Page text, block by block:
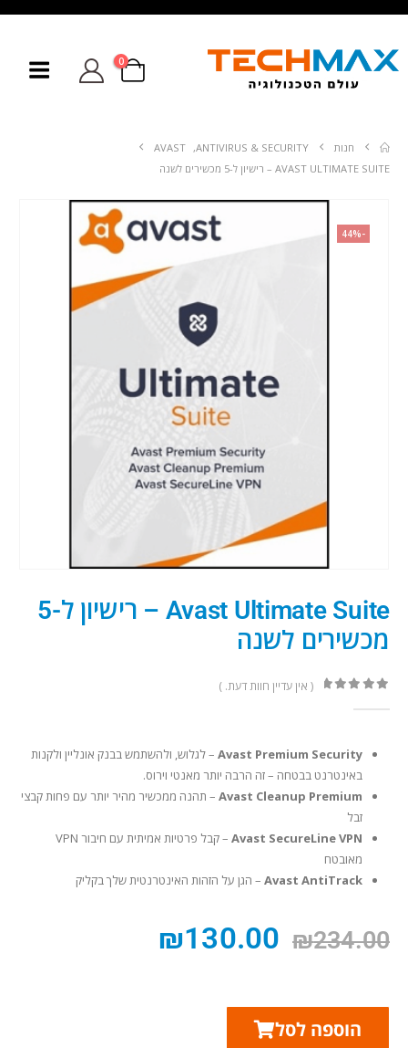
0
חנות ANTIVIRUS & SECURITY
,
AVAST
AVAST ULTIMATE SUITE – רישיון ל-5 מכשירים לשנה
-44%
Avast Ultimate Suite – רישיון ל-5
מכשירים לשנה
( אין עדיין חוות דעת. )
Avast Premium Security– לגלוש, ולהשתמש בבנק אונליין ולקנות
באינטרנט בבטחה – זה הרבה יותר מאנטי וירוס.
Avast Cleanup Premium– תהנה ממכשיר מהיר יותר עם פחות קבצי
זבל
Avast SecureLine VPN
– קבל פרטיות אמיתית עם חיבור VPN
מאובטח
Avast AntiTrack– הגן על הזהות האינטרנטית שלך בקליק
₪234.00
₪130.00
הוספה לסל